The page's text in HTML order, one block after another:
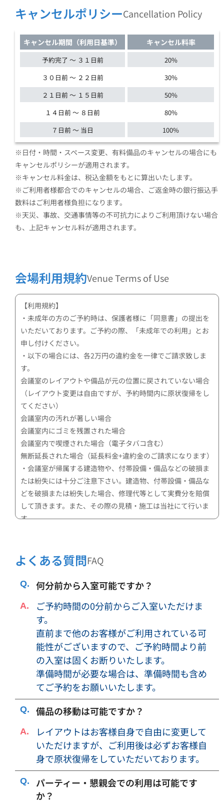
キャンセルポリシーCancellation Policy
キャンセル期間（利用日基準） キャンセル料率
予約完了 ～ ３１日前
20%
３０日前 ～ ２２日前
30%
２１日前 ～ １５日前
50%
１４日前 ～ ８日前
80%
７日前 ～ 当日
100%
※日付・時間・スペース変更、有料備品のキャンセルの場合にも
キャンセルポリシーが適用されます。
※キャンセル料金は、税込金額をもとに算出いたします。
※ご利用者様都合でのキャンセルの場合、ご返金時の銀行振込手
数料はご利用者様負担になります。
※天災、事故、交通事情等の不可抗力によりご利用頂けない場合
も、上記キャンセル料が適用されます。
会場利用規約Venue Terms of Use
【利用規約】
・未成年の方のご予約時は、保護者様に「同意書」の提出を
いただいております。ご予約の際、「未成年での利用」とお
申し付けください。
・以下の場合には、各2万円の違約金を一律でご請求致しま
す。
会議室のレイアウトや備品が元の位置に戻されていない場合
（レイアウト変更は自由ですが、予約時間内に原状復帰をし
てください）
会議室内の汚れが著しい場合
会議室内にゴミを残置された場合
会議室内で喫煙された場合（電子タバコ含む）
無断延長された場合（延長料金+違約金のご請求になります）
・会議室が帰属する建造物や、付帯設備・備品などの破損ま
たは紛失には十分ご注意下さい。建造物、付帯設備・備品な
どを破損または紛失した場合、修理代等として実費分を賠償
して頂きます。また、その際の見積・施工は当社にて行いま
す。
当社または第三者に損害が生じた場合は、損害の賠償をして
頂きます。
・上記記載の行為やその他行為により、以降の会議室利用者
への返金対応等の損害が弊社に生じた場合、損害の賠償をし
て頂きます。
・収容可能人数以上のご利用はできません。
・会議室内で宿泊することはできません。
・利用内容・形態によっては、当社の判断により、利用をお
断りし、または利用を中止して頂く場合がございます。その
際のご返金は致しかねますので、予めご了承ください。
・必要に応じて予約申込者、利用者等のご本人確認に関する
資料をご提出頂くことがございます。内容によっては、利用
をお断りする場合もありますので、予めご了承ください。
・防犯上の目的で、防犯カメラを設置させて頂いておりま
す。
・騒音（音楽や音量）などにより、近隣の方や警察からの注
意があった場合は、対応改善をお願いします。改善がなされ
なかった場合は、利用を中止していただきます。その際のご
返金は致しかねますので、予めご了承下さい。
・音が漏れにくいように、ドアは必ず閉めてご利用下さい。
よくある質問FAQ
何分前から入室可能ですか？
ご予約時間の0分前からご入室いただけま
す。
直前まで他のお客様がご利用されている可
能性がございますので、ご予約時間より前
の入室は固くお断りいたします。
準備時間が必要な場合は、準備時間も含め
てご予約をお願いいたします。
備品の移動は可能ですか？
レイアウトはお客様自身で自由に変更して
いただけますが、ご利用後は必ずお客様自
身で原状復帰をしていただいております。
パーティー・懇親会での利用は可能です
か？